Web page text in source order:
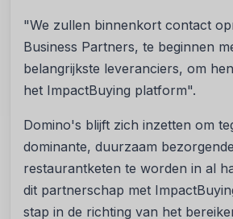
"We zullen binnenkort contact
Business Partners, te beginnen
belangrijkste leveranciers, om
het ImpactBuying platform".
Domino's blijft zich inzetten om
dominante, duurzaam
restaurantketen te worden in al
dit partnerschap met
stap in de richting van het